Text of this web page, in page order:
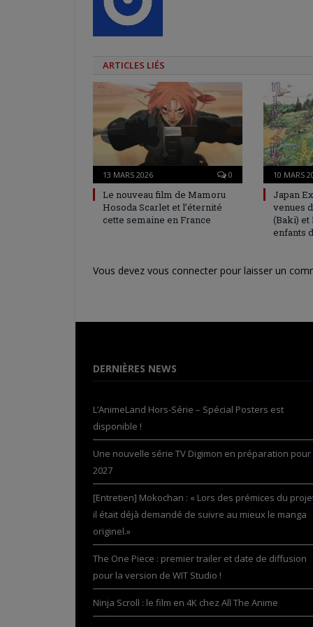
ARTICLES LIÉS
13 MARS 2026 0
Le nouveau film de Mamoru
Hosoda Scarlet et l’éternité
cette semaine en France
10 MARS
Japan
venues
(Baki) et
enfants
Vous devez vous connecter pour laisser un
DERNIÈRES NEWS
L’AnimeLand Hors-Série – Spécial Posters est
disponible !
Une nouvelle série TV Digimon en préparation pour
2027
[Entretien] Mokochan : « Lors des prémices du
il était déjà demandé de suivre au mieux le manga
originel.»
The One Piece : premier trailer et date de diffusion
pour la version de WIT Studio !
Ninja Scroll : le film en 4K chez All The Anime